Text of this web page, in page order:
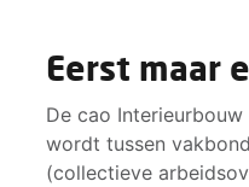
Eerst maar
De cao
wordt tussen
(collectieve